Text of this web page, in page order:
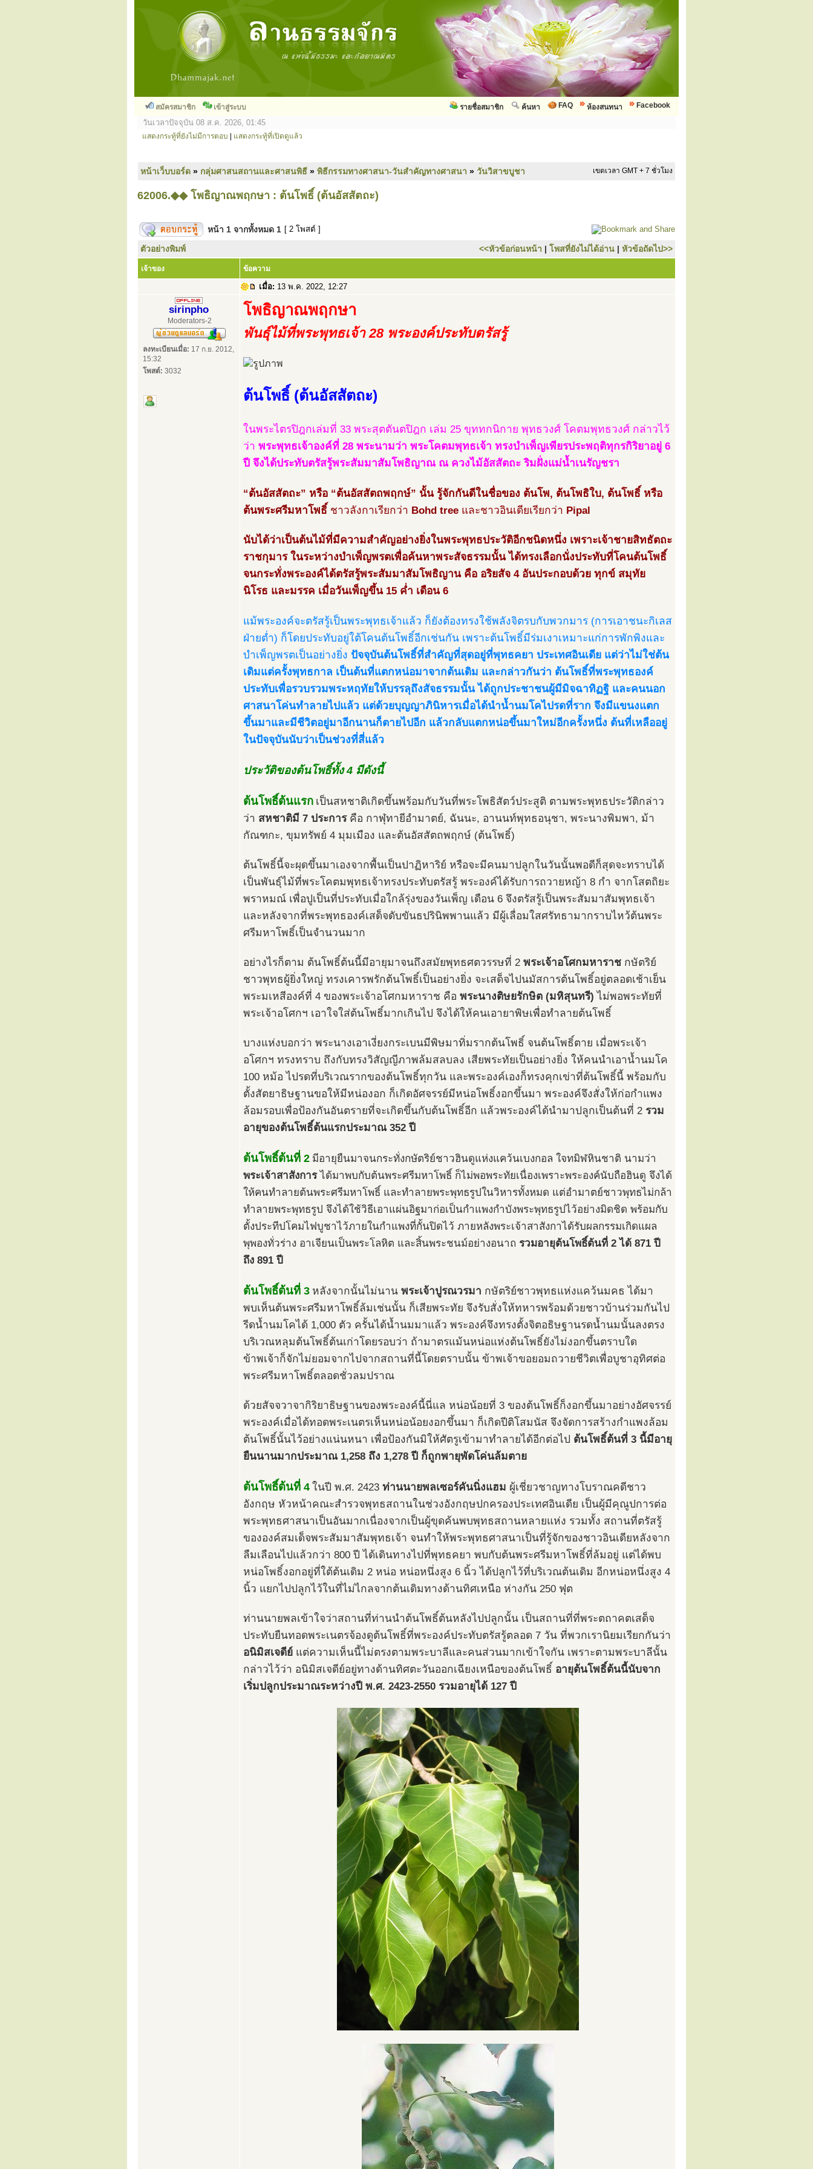
สมัครสมาชิก เข้าสู่ระบบ Facebook
ห้องสนทนา
FAQ
ค้นหา
รายชื่อสมาชิก
วันเวลาปัจจุบัน 08 ส.ค. 2026, 01:45
แสดงกระทู้ที่ยังไม่มีการตอบ แสดงกระทู้ที่เปิดดูแล้ว
หน้าเว็บบอร์ด » กลุ่มศาสนสถานและศาสนพิธี » พิธีกรรมทางศาสนา-วันสำคัญทางศาสนา » วันวิสาขบูชา เขตเวลา GMT + 7 ชั่วโมง
62006.◆◆ โพธิญาณพฤกษา : ต้นโพธิ์ (ต้นอัสสัตถะ)
หน้า 1 จากทั้งหมด 1 [ 2 โพสต์ ]
ตัวอย่างพิมพ์ <<หัวข้อก่อนหน้า | โพสที่ยังไม่ได้อ่าน | หัวข้อถัดไป>>
เจ้าของ ข้อความ
เมื่อ: 13 พ.ค. 2022, 12:27
sirinpho
Moderators-2
ลงทะเบียนเมื่อ: 17 ก.ย. 2012,
15:32
โพสต์: 3032
โพธิญาณพฤกษา
พันธุ์ไม้ที่พระพุทธเจ้า 28 พระองค์ประทับตรัสรู้
ต้นโพธิ์ (ต้นอัสสัตถะ)
ในพระไตรปิฎกเล่มที่ 33 พระสุตตันตปิฎก เล่ม 25 ขุททกนิกาย พุทธวงศ์ โคตมพุทธวงศ์ กล่าวไว้
ว่า พระพุทธเจ้าองค์ที่ 28 พระนามว่า พระโคตมพุทธเจ้า ทรงบำเพ็ญเพียรประพฤติทุกรกิริยาอยู่ 6
ปี จึงได้ประทับตรัสรู้พระสัมมาสัมโพธิญาณ ณ ควงไม้อัสสัตถะ ริมฝั่งแม่น้ำเนรัญชรา
“ต้นอัสสัตถะ” หรือ “ต้นอัสสัตถพฤกษ์” นั้น รู้จักกันดีในชื่อของ ต้นโพ, ต้นโพธิใบ, ต้นโพธิ์ หรือ
ต้นพระศรีมหาโพธิ์ ชาวลังกาเรียกว่า Bohd tree และชาวอินเดียเรียกว่า Pipal
นับได้ว่าเป็นต้นไม้ที่มีความสำคัญอย่างยิ่งในพระพุทธประวัติอีกชนิดหนึ่ง เพราะเจ้าชายสิทธัตถะ
ราชกุมาร ในระหว่างบำเพ็ญพรตเพื่อค้นหาพระสัจธรรมนั้น ได้ทรงเลือกนั่งประทับที่โคนต้นโพธิ์
จนกระทั่งพระองค์ได้ตรัสรู้พระสัมมาสัมโพธิญาน คือ อริยสัจ 4 อันประกอบด้วย ทุกข์ สมุทัย
นิโรธ และมรรค เมื่อวันเพ็ญขึ้น 15 ค่ำ เดือน 6
แม้พระองค์จะตรัสรู้เป็นพระพุทธเจ้าแล้ว ก็ยังต้องทรงใช้พลังจิตรบกับพวกมาร (การเอาชนะกิเลส
ฝ่ายต่ำ) ก็โดยประทับอยู่ใต้โคนต้นโพธิ์อีกเช่นกัน เพราะต้นโพธิ์มีร่มเงาเหมาะแก่การพักพิงและ
บำเพ็ญพรตเป็นอย่างยิ่ง ปัจจุบันต้นโพธิ์ที่สำคัญที่สุดอยู่ที่พุทธคยา ประเทศอินเดีย แต่ว่าไม่ใช่ต้น
เดิมแต่ครั้งพุทธกาล เป็นต้นที่แตกหน่อมาจากต้นเดิม และกล่าวกันว่า ต้นโพธิ์ที่พระพุทธองค์
ประทับเพื่อรวบรวมพระหฤทัยให้บรรลุถึงสัจธรรมนั้น ได้ถูกประชาชนผู้มีมิจฉาทิฏฐิ และคนนอก
ศาสนาโค่นทำลายไปแล้ว แต่ด้วยบุญญาภินิหารเมื่อได้นำน้ำนมโคไปรดที่ราก จึงมีแขนงแตก
ขึ้นมาและมีชีวิตอยู่มาอีกนานก็ตายไปอีก แล้วกลับแตกหน่อขึ้นมาใหม่อีกครั้งหนึ่ง ต้นที่เหลืออยู่
ในปัจจุบันนับว่าเป็นช่วงที่สี่แล้ว
ประวัติของต้นโพธิ์ทั้ง 4 มีดังนี้
ต้นโพธิ์ต้นแรก เป็นสหชาติเกิดขึ้นพร้อมกับวันที่พระโพธิสัตว์ประสูติ ตามพระพุทธประวัติกล่าว
ว่า สหชาติมี 7 ประการคือ กาฬุทายีอำมาตย์, ฉันนะ, อานนท์พุทธอนุชา, พระนางพิมพา, ม้า
กัณฑกะ, ขุมทรัพย์ 4 มุมเมือง และต้นอัสสัตถพฤกษ์ (ต้นโพธิ์)
ต้นโพธิ์นี้จะผุดขึ้นมาเองจากพื้นเป็นปาฏิหาริย์ หรือจะมีคนมาปลูกในวันนั้นพอดีก็สุดจะทราบได้
เป็นพันธุ์ไม้ที่พระโคตมพุทธเจ้าทรงประทับตรัสรู้ พระองค์ได้รับการถวายหญ้า 8 กำ จากโสตถิยะ
พราหมณ์ เพื่อปูเป็นที่ประทับเมื่อใกล้รุ่งของวันเพ็ญ เดือน 6 จึงตรัสรู้เป็นพระสัมมาสัมพุทธเจ้า
และหลังจากที่พระพุทธองค์เสด็จดับขันธปรินิพพานแล้ว มีผู้เลื่อมใสศรัทธามากราบไหว้ต้นพระ
ศรีมหาโพธิ์เป็นจำนวนมาก
อย่างไรก็ตาม ต้นโพธิ์ต้นนี้มีอายุมาจนถึงสมัยพุทธศตวรรษที่ 2 พระเจ้าอโศกมหาราช กษัตริย์
ชาวพุทธผู้ยิ่งใหญ่ ทรงเคารพรักต้นโพธิ์เป็นอย่างยิ่ง จะเสด็จไปนมัสการต้นโพธิ์อยู่ตลอดเช้าเย็น
พระมเหสีองค์ที่ 4 ของพระเจ้าอโศกมหาราช คือ พระนางติษยรักษิต (มหิสุนทรี) ไม่พอพระทัยที่
พระเจ้าอโศกฯ เอาใจใส่ต้นโพธิ์มากเกินไป จึงได้ให้คนเอายาพิษเพื่อทำลายต้นโพธิ์
บางแห่งบอกว่า พระนางเอาเงี่ยงกระเบนมีพิษมาทิ่มรากต้นโพธิ์ จนต้นโพธิ์ตาย เมื่อพระเจ้า
อโศกฯ ทรงทราบ ถึงกับทรงวิสัญญีภาพล้มสลบลง เสียพระทัยเป็นอย่างยิ่ง ให้คนนำเอาน้ำนมโค
100 หม้อ ไปรดที่บริเวณรากของต้นโพธิ์ทุกวัน และพระองค์เองก็ทรงคุกเข่าที่ต้นโพธิ์นี้ พร้อมกับ
ตั้งสัตยาธิษฐานขอให้มีหน่องอก ก็เกิดอัศจรรย์มีหน่อโพธิ์งอกขึ้นมา พระองค์จึงสั่งให้ก่อกำแพง
ล้อมรอบเพื่อป้องกันอันตรายที่จะเกิดขึ้นกับต้นโพธิ์อีก แล้วพระองค์ได้นำมาปลูกเป็นต้นที่ 2 รวม
อายุของต้นโพธิ์ต้นแรกประมาณ 352 ปี
ต้นโพธิ์ต้นที่ 2 มีอายุยืนมาจนกระทั่งกษัตริย์ชาวฮินดูแห่งแคว้นเบงกอล ใจทมิฬหินชาติ นามว่า
พระเจ้าสาสังการได้มาพบกับต้นพระศรีมหาโพธิ์ ก็ไม่พอพระทัยเนื่องเพราะพระองค์นับถือฮินดู จึงได้
ให้คนทำลายต้นพระศรีมหาโพธิ์ และทำลายพระพุทธรูปในวิหารทั้งหมด แต่อำมาตย์ชาวพุทธไม่กล้า
ทำลายพระพุทธรูป จึงได้ใช้วิธีเอาแผ่นอิฐมาก่อเป็นกำแพงกำบังพระพุทธรูปไว้อย่างมิดชิด พร้อมกับ
ตั้งประทีปโคมไฟบูชาไว้ภายในกำแพงที่กั้นปิดไว้ ภายหลังพระเจ้าสาสังกาได้รับผลกรรมเกิดแผล
พุพองทั่วร่าง อาเจียนเป็นพระโลหิต และสิ้นพระชนม์อย่างอนาถ รวมอายุต้นโพธิ์ต้นที่ 2 ได้ 871 ปี
ถึง 891 ปี
ต้นโพธิ์ต้นที่ 3 หลังจากนั้นไม่นาน พระเจ้าปูรณวรมา กษัตริย์ชาวพุทธแห่งแคว้นมคธ ได้มา
พบเห็นต้นพระศรีมหาโพธิ์ล้มเช่นนั้น ก็เสียพระทัย จึงรับสั่งให้ทหารพร้อมด้วยชาวบ้านร่วมกันไป
รีดน้ำนมโคได้ 1,000 ตัว ครั้นได้น้ำนมมาแล้ว พระองค์จึงทรงตั้งจิตอธิษฐานรดน้ำนมนั้นลงตรง
บริเวณหลุมต้นโพธิ์ต้นเก่าโดยรอบว่า ถ้ามาตรแม้นหน่อแห่งต้นโพธิ์ยังไม่งอกขึ้นตราบใด
ข้าพเจ้าก็จักไม่ยอมจากไปจากสถานที่นี้โดยตราบนั้น ข้าพเจ้าขอยอมถวายชีวิตเพื่อบูชาอุทิศต่อ
พระศรีมหาโพธิ์ตลอดชั่วลมปราณ
ด้วยสัจจวาจากิริยาธิษฐานของพระองค์นี้นี่แล หน่อน้อยที่ 3 ของต้นโพธิ์ก็งอกขึ้นมาอย่างอัศจรรย์
พระองค์เมื่อได้ทอดพระเนตรเห็นหน่อน้อยงอกขึ้นมา ก็เกิดปีติโสมนัส จึงจัดการสร้างกำแพงล้อม
ต้นโพธิ์นั้นไว้อย่างแน่นหนา เพื่อป้องกันมิให้ศัตรูเข้ามาทำลายได้อีกต่อไป ต้นโพธิ์ต้นที่ 3 นี้มีอายุ
ยืนนานมากประมาณ 1,258 ถึง 1,278 ปี ก็ถูกพายุพัดโค่นล้มตาย
ต้นโพธิ์ต้นที่ 4 ในปี พ.ศ. 2423 ท่านนายพลเซอร์คันนิ่งแฮม ผู้เชี่ยวชาญทางโบราณคดีชาว
อังกฤษ หัวหน้าคณะสำรวจพุทธสถานในช่วงอังกฤษปกครองประเทศอินเดีย เป็นผู้มีคุณูปการต่อ
พระพุทธศาสนาเป็นอันมากเนื่องจากเป็นผู้ขุดค้นพบพุทธสถานหลายแห่ง รวมทั้ง สถานที่ตรัสรู้
ขององค์สมเด็จพระสัมมาสัมพุทธเจ้า จนทำให้พระพุทธศาสนาเป็นที่รู้จักของชาวอินเดียหลังจาก
ลืมเลือนไปแล้วกว่า 800 ปี ได้เดินทางไปที่พุทธคยา พบกับต้นพระศรีมหาโพธิ์ที่ล้มอยู่ แต่ได้พบ
หน่อโพธิ์งอกอยู่ที่ใต้ต้นเดิม 2 หน่อ หน่อหนึ่งสูง 6 นิ้ว ได้ปลูกไว้ที่บริเวณต้นเดิม อีกหน่อหนึ่งสูง 4
นิ้ว แยกไปปลูกไว้ในที่ไม่ไกลจากต้นเดิมทางด้านทิศเหนือ ห่างกัน 250 ฟุต
ท่านนายพลเข้าใจว่าสถานที่ท่านนำต้นโพธิ์ต้นหลังไปปลูกนั้น เป็นสถานที่ที่พระตถาคตเสด็จ
ประทับยืนทอดพระเนตรจ้องดูต้นโพธิ์ที่พระองค์ประทับตรัสรู้ตลอด 7 วัน ที่พวกเรานิยมเรียกกันว่า
อนิมิสเจดีย์ แต่ความเห็นนี้ไม่ตรงตามพระบาลีและคนส่วนมากเข้าใจกัน เพราะตามพระบาลีนั้น
กล่าวไว้ว่า อนิมิสเจดีย์อยู่ทางด้านทิศตะวันออกเฉียงเหนือของต้นโพธิ์ อายุต้นโพธิ์ต้นนี้นับจาก
เริ่มปลูกประมาณระหว่างปี พ.ศ. 2423-2550 รวมอายุได้ 127 ปี